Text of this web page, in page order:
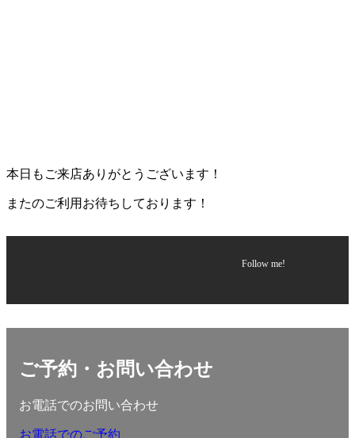
本日もご来店ありがとうございます！
またのご利用お待ちしております！
Follow me!
ご予約・お問い合わせ
お電話でのお問い合わせ
お電話でのご予約